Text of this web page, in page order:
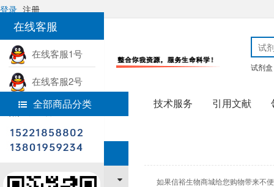
在线客服
在线客服1号
在线客服2号
热线电话
登录 注册
试剂盒
全部商品分类 技术服务 引用文献
首页 帮助中心
帮助中心
新手上路
如果信裕生物商城给您购物带来不